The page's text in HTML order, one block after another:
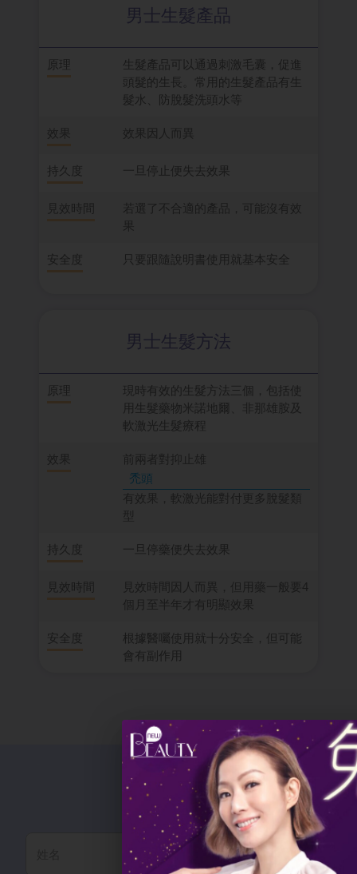
男士生髮產品
原理
生髮產品可以通過刺激毛囊，促進
頭髮的生長。常用的生髮產品有生
髮水、防脫髮洗頭水等
效果 效果因人而異
持久度 一旦停止便失去效果
見效時間
若選了不合適的產品，可能沒有效
果
安全度 只要跟隨說明書使用就基本安全
男士生髮方法
原理
現時有效的生髮方法三個，包括使
用生髮藥物米諾地爾、非那雄胺及
軟激光生髮療程
效果
前兩者對抑止雄
禿頭
有效果，軟激光能對付更多脫髮類
型
持久度 一旦停藥便失去效果
見效時間
見效時間因人而異，但用藥一般要4
個月至半年才有明顯效果
安全度
根據醫囑使用就十分安全，但可能
會有副作用
/了解更多